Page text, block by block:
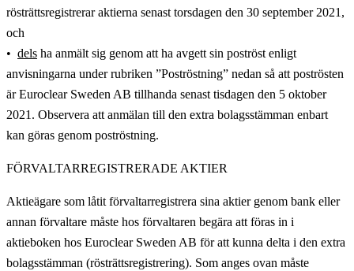
rösträttsregistrerar aktierna senast torsdagen den 30 september 2021,
och
dels ha anmält sig genom att ha avgett sin poströst enligt
anvisningarna under rubriken ”Poströstning” nedan så att poströsten
är Euroclear Sweden AB tillhanda senast tisdagen den 5 oktober
2021. Observera att anmälan till den extra bolagsstämman enbart
kan göras genom poströstning.
FÖRVALTARREGISTRERADE AKTIER
Aktieägare som låtit förvaltarregistrera sina aktier genom bank eller
annan förvaltare måste hos förvaltaren begära att föras in i
aktieboken hos Euroclear Sweden AB för att kunna delta i den extra
bolagsstämman (rösträttsregistrering). Som anges ovan måste